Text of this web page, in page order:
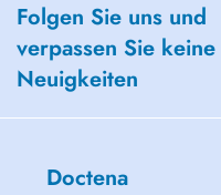
Folgen Sie uns und
verpassen Sie keine
Neuigkeiten
Doctena